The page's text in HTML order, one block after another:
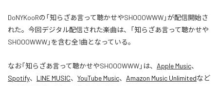
DoNYKooRの「知らざあ言って聴かせやSHOOOWWW」が配信開始さ
れた。今回デジタル配信された楽曲は、「知らざあ言って聴かせや
SHOOOWWW」を含む全1曲となっている。
なお「知らざあ言って聴かせやSHOOOWWW」は、 Apple Music、
Spotify、 LINE MUSIC、 YouTube Music、 Amazon Music Unlimitedなど